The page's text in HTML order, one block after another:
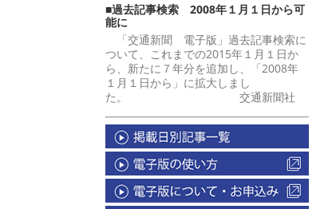
■過去記事検索 2008年１月１日から可
能に
「交通新聞 電子版」過去記事検索に
ついて、これまでの2015年１月１日か
ら、新たに７年分を追加し、「2008年
１月１日から」に拡大しまし
た。 交通新聞社